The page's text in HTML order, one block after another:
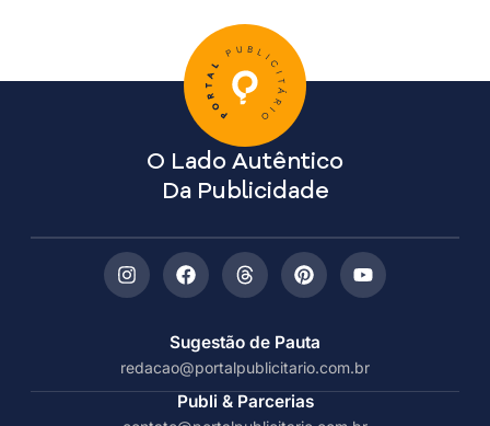
Sugestão de Pauta
redacao@portalpublicitario.com.br
Publi & Parcerias
O Lado Autêntico
Da Publicidade